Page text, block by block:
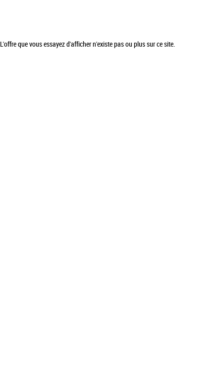
L'offre que vous essayez d'afficher n'existe pas ou plus sur ce site.